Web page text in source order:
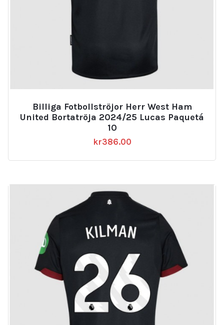
Billiga Fotbollströjor Herr West Ham
United Bortatröja 2024/25 Lucas Paquetá
10
kr386.00